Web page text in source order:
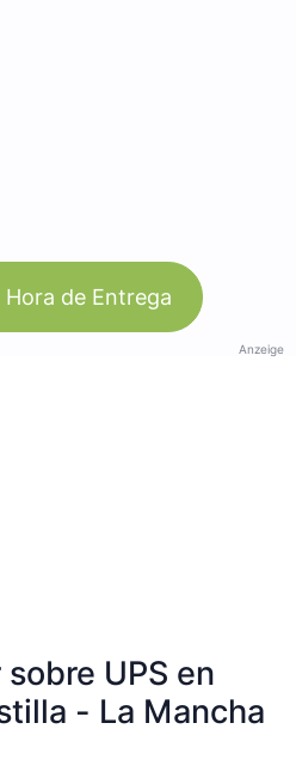
de Entrega
Anzeige
UPS en
- La Mancha